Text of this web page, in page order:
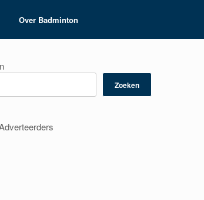
Over Badminton
Zoeken